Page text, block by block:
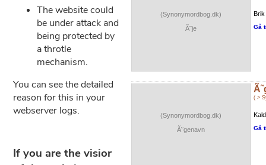
(Synonymordbog.dk)
Ã˜je
Brik
Gå
(Synonymordbog.dk)
Ã˜genavn
( >
Gå